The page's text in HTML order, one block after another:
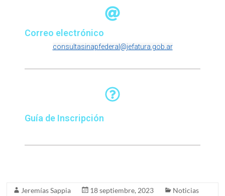
Correo electrónico
consultasinapfederal@jefatura.gob.ar
Guía de Inscripción
Jeremías Sappia 18 septiembre, 2023 Noticias